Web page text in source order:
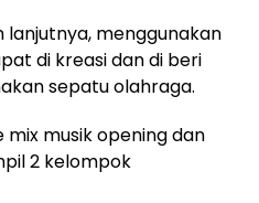
menggunakan
di kreasi dan di beri
sepatu olahraga.
musik opening dan
2 kelompok